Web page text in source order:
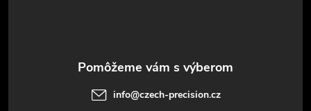
info@czech-precision.cz